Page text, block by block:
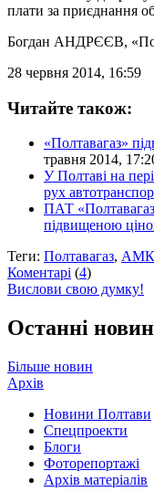
плати за приєднання
Богдан АНДРЄЄВ,
28 червня 2014, 16:59
Читайте також:
«Полтавагаз»
травня 2014,
У Полтаві на
рух
ПАТ
підвищеною
Теги: Полтавагаз,
Коментарі (4)
Вислови свою думку!
Останні
Більше новин
Архів
Новини Полтави
Спецпроекти
Блоги
Фоторепортажі
Архів матеріалів